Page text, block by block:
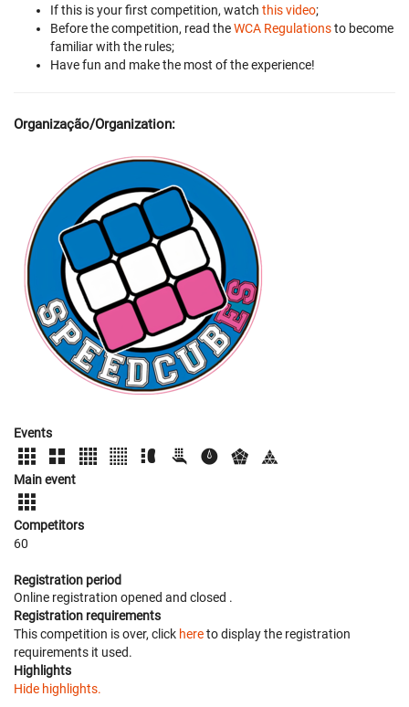
If this is your first competition, watch this video;
Before the competition, read theWCA Regulationsto become
familiar with the rules;
Have fun and make the most of the experience!
Organização/Organization:
Events
Main event
Competitors
60
Registration period
Online registration opened and closed .
Registration requirements
This competition is over, click hereto display the registration
requirements it used.
Highlights
Hide highlights.